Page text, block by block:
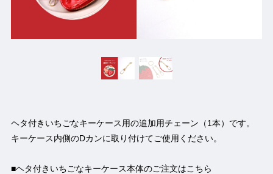
ヘタ付きいちごなキーケース用の追加用チェーン（1本）です。
キーケース内側のDカンに取り付けてご使用ください。
■ヘタ付きいちごなキーケース本体のご注文はこちら